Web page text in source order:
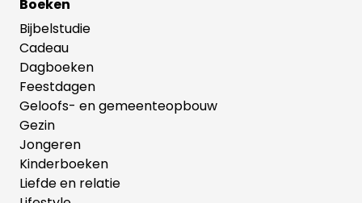
Boeken
Bijbelstudie
Cadeau
Dagboeken
Feestdagen
Geloofs- en gemeenteopbouw
Gezin
Jongeren
Kinderboeken
Liefde en relatie